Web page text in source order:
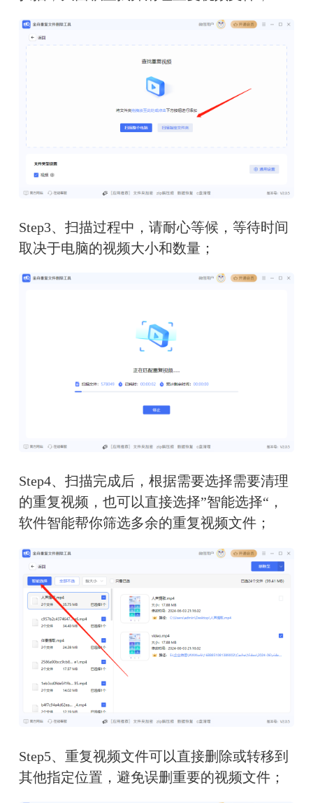
Step3、扫描过程中，请耐心等候，等待时间
取决于电脑的视频大小和数量；
Step4、扫描完成后，根据需要选择需要清理
的重复视频，也可以直接选择”智能选择“，
软件智能帮你筛选多余的重复视频文件；
Step5、重复视频文件可以直接删除或转移到
其他指定位置，避免误删重要的视频文件；